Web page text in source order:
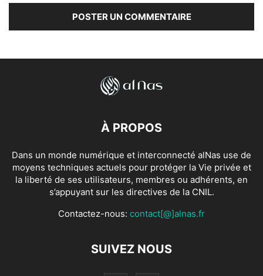
À PROPOS
Dans un monde numérique et interconnecté alNas use de
moyens techniques actuels pour protéger la Vie privée et
la liberté de ses utilisateurs, membres ou adhérents, en
s’appuyant sur les directives de la CNIL.
Contactez-nous: contact[@]alnas.fr
SUIVEZ NOUS